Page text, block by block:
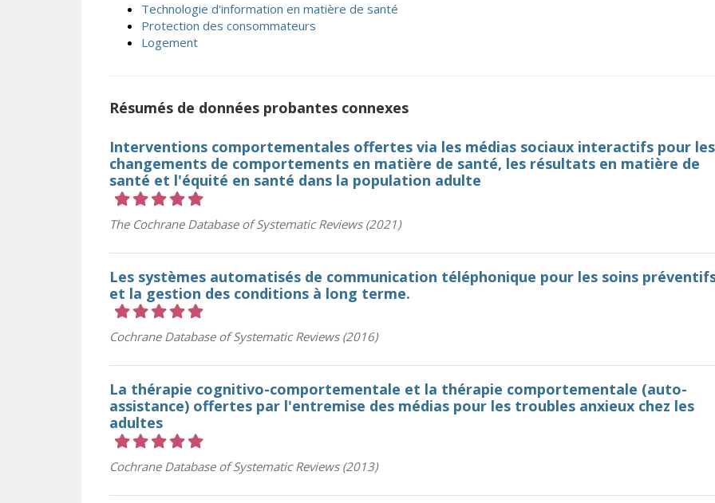
Technologie d'information en matière de santé
Protection des consommateurs
Logement
Résumés de données probantes connexes
Interventions comportementales offertes via les médias sociaux interactifs pour les
changements de comportements en matière de santé, les résultats en matière de
santé et l'équité en santé dans la population adulte
The Cochrane Database of Systematic Reviews (2021)
Les systèmes automatisés de communication téléphonique pour les soins
et la gestion des conditions à long terme.
Cochrane Database of Systematic Reviews (2016)
La thérapie cognitivo-comportementale et la thérapie comportementale (auto-
assistance) offertes par l'entremise des médias pour les troubles anxieux chez les
adultes
Cochrane Database of Systematic Reviews (2013)